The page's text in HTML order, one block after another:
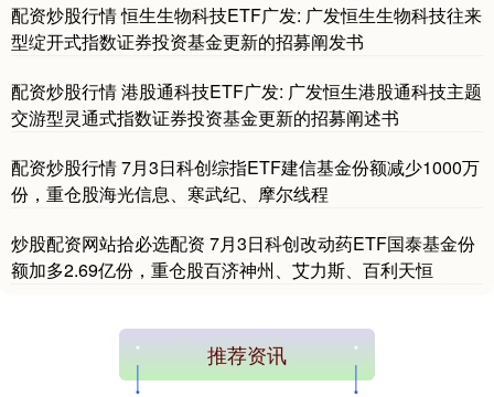
配资炒股行情 恒生生物科技ETF广发: 广发恒生生物科技往来
型绽开式指数证券投资基金更新的招募阐发书
配资炒股行情 港股通科技ETF广发: 广发恒生港股通科技主题
交游型灵通式指数证券投资基金更新的招募阐述书
配资炒股行情 7月3日科创综指ETF建信基金份额减少1000万
份，重仓股海光信息、寒武纪、摩尔线程
炒股配资网站拾必选配资 7月3日科创改动药ETF国泰基金份
额加多2.69亿份，重仓股百济神州、艾力斯、百利天恒
推荐资讯